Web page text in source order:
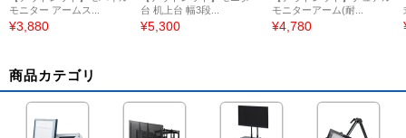
モニター アームス...
¥3,880
台 机上台 幅3段...
¥5,300
モニターアーム(耐...
¥4,780
商品カテゴリ